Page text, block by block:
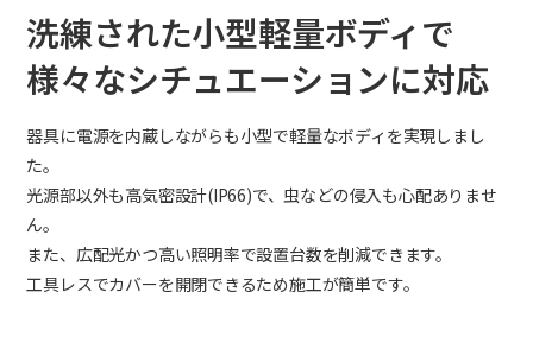
お問い合わせ
製品検索
例：VFHY1104P、LLF0111A、ULR4B、SL035
洗練された小型軽量ボディで
様々なシチュエーションに対応
器具に電源を内蔵しながらも小型で軽量なボディを実現しまし
た。
光源部以外も高気密設計(IP66)で、虫などの侵入も心配ありませ
ん。
また、広配光かつ高い照明率で設置台数を削減できます。
工具レスでカバーを開閉できるため施工が簡単です。